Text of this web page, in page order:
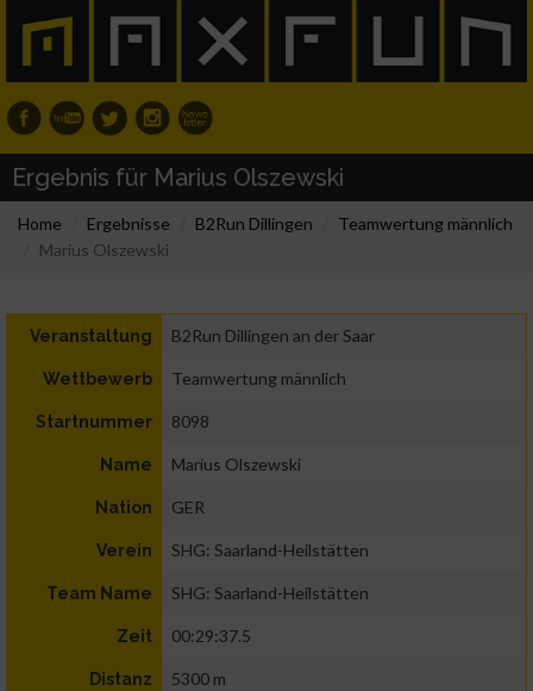
Ergebnis für Marius Olszewski
Home Ergebnisse B2Run Dillingen
Teamwertung männlich
Marius Olszewski
Veranstaltung B2Run Dillingen an der Saar
Wettbewerb Teamwertung männlich
Startnummer 8098
Name Marius Olszewski
Nation GER
Verein SHG: Saarland-Heilstätten
Team Name SHG: Saarland-Heilstätten
Zeit 00:29:37.5
Distanz 5300 m